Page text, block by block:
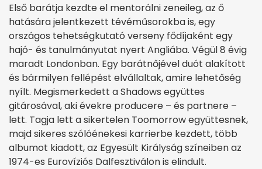
Első barátja kezdte el mentorálni zeneileg, az ő
hatására jelentkezett tévéműsorokba is, egy
országos tehetségkutató verseny fődíjaként egy
hajó- és tanulmányutat nyert Angliába. Végül 8 évig
maradt Londonban. Egy barátnőjével duót alakított
és bármilyen fellépést elvállaltak, amire lehetőség
nyílt. Megismerkedett a Shadows együttes
gitárosával, aki évekre producere – és partnere –
lett. Tagja lett a sikertelen Toomorrow együttesnek,
majd sikeres szólóénekesi karrierbe kezdett, több
albumot kiadott, az Egyesült Királyság színeiben az
1974-es Eurovíziós Dalfesztiválon is elindult.